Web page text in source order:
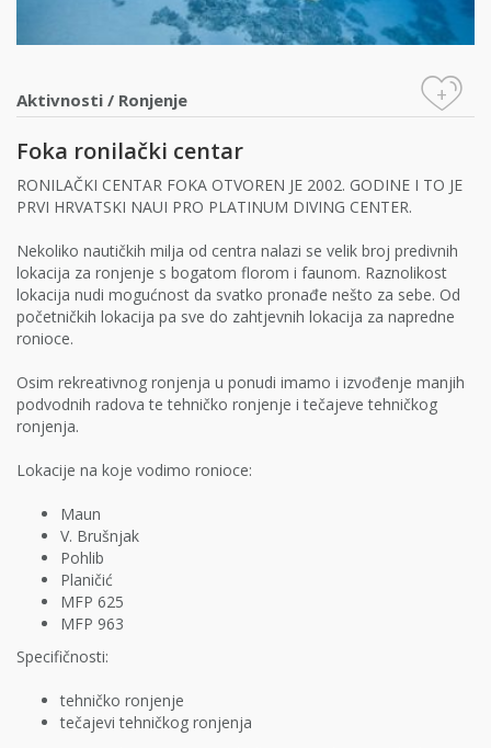
Aktivnosti / Ronjenje +
Foka ronilački centar
RONILAČKI CENTAR FOKA OTVOREN JE 2002. GODINE I TO JE
PRVI HRVATSKI NAUI PRO PLATINUM DIVING CENTER.
Nekoliko nautičkih milja od centra nalazi se velik broj predivnih
lokacija za ronjenje s bogatom florom i faunom. Raznolikost
lokacija nudi mogućnost da svatko pronađe nešto za sebe. Od
početničkih lokacija pa sve do zahtjevnih lokacija za napredne
ronioce.
Osim rekreativnog ronjenja u ponudi imamo i izvođenje manjih
podvodnih radova te tehničko ronjenje i tečajeve tehničkog
ronjenja.
Lokacije na koje vodimo ronioce:
Maun
V. Brušnjak
Pohlib
Planičić
MFP 625
MFP 963
Specifičnosti:
tehničko ronjenje
tečajevi tehničkog ronjenja